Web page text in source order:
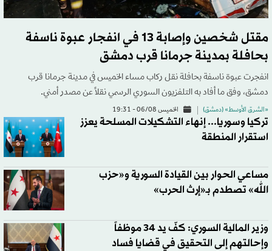
مقتل شخصين وإصابة 13 في انفجار عبوة ناسفة
بحافلة بمدينة جرمانا قرب دمشق
انفجرت عبوة ناسفة بحافلة نقل ركاب مساء الخميس في مدينة جرمانا قرب
دمشق، وفق ما أفاد به التلفزيون السوري الرسمي نقلاً عن مصدر أمني.
«الشرق الأوسط» (دمشق) الخميس 06/08 - 19:31
تركيا وسوريا... إنهاء التشكيلات المسلحة يعزز
استقرار المنطقة
مساعي الحوار بين القيادة السورية و«حزب
الله» تصطدم بـ«إرث الحرب»
وزير المالية السوري: كفّ يد 34 موظفاً
وإحالتهم إلى التحقيق في قضايا فساد